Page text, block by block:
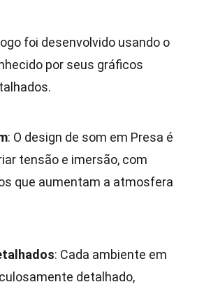
foi desenvolvido usando o
por seus gráficos
: O design de som em Presa é
tensão e imersão, com
que aumentam a atmosfera
: Cada ambiente em
detalhado,